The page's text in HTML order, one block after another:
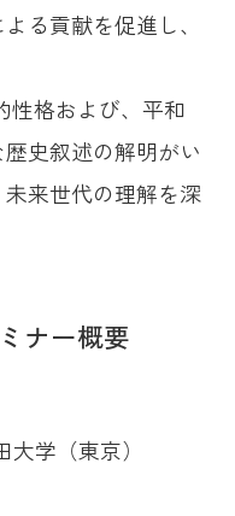
る貢献を促進し、
格および、平和
史叙述の解明がい
来世代の理解を深
ナー概要
学（東京）